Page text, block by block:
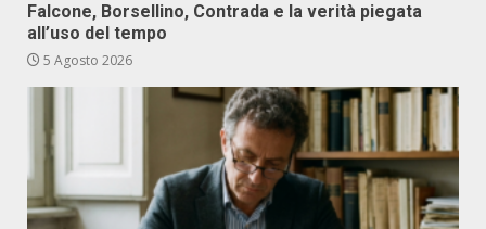
Falcone, Borsellino, Contrada e la verità piegata
all’uso del tempo
5 Agosto 2026